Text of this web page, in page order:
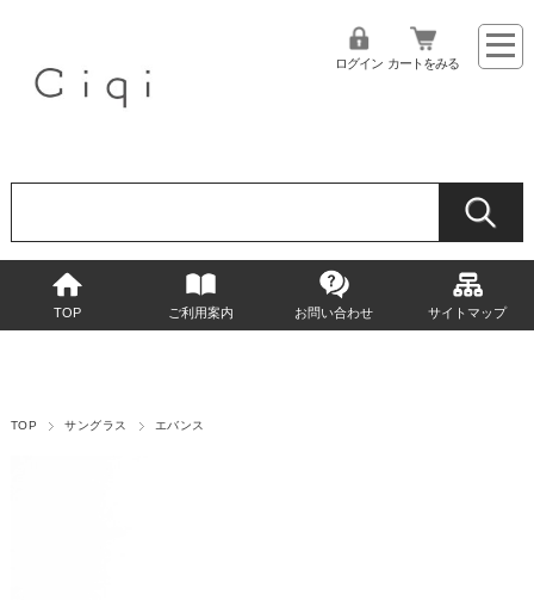
ログイン カートをみる
TOP ご利用案内 お問い合わせ サイトマップ
TOP サングラス エバンス